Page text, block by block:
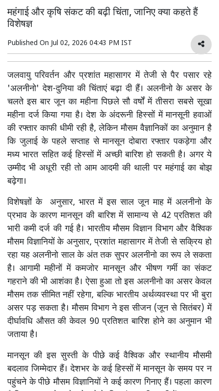
महंगाई और कृषि संकट की बढ़ी चिंता, जानिए क्या कहते हैं
विशेषज्ञ
Published On Jul 02, 2026 04:43 PM IST
जलवायु परिवर्तन और प्रशांत महासागर में तेजी से पैर पसार रहे
'अलनीनो' देश-दुनिया की चिंताएं बढ़ा दी हैं। अलनीनो के असर के
चलते इस बार जून का महीना पिछले सौ वर्षों में तीसरा सबसे सूखा
महीना दर्ज किया गया है। देश के अंदरूनी हिस्सों में मानसूनी हवाओं
की रफ्तार काफी धीमी रही है, लेकिन मौसम वैज्ञानिकों का अनुमान है
कि जुलाई के पहले सप्ताह से मानसून दोबारा रफ्तार पकड़ेगा और
मध्य भारत सहित कई हिस्सों में अच्छी बारिश हो सकती है। अगर ये
उम्मीद भी अधूरी रही तो आम आदमी की थाली पर महंगाई का बोझ
बढ़ेगा।
विशेषज्ञों के अनुसार, भारत में इस साल जून माह में अलनीनो के
प्रभाव के कारण मानसून की बारिश में सामान्य से 42 प्रतिशत की
भारी कमी दर्ज की गई है। भारतीय मौसम विज्ञान विभाग और वैश्विक
मौसम विज्ञानियों के अनुसार, प्रशांत महासागर में तेजी से सक्रिय हो
रहा यह अलनीनो साल के अंत तक सुपर अलनीनो का रूप ले सकता
है। आगामी महीनों में कमजोर मानसून और भीषण गर्मी का संकट
गहराने की भी आशंका है। ऐसा हुआ तो इस अलनीनो का असर केवल
मौसम तक सीमित नहीं रहेगा, बल्कि भारतीय अर्थव्यवस्था पर भी बुरा
असर पड़ सकता है। मौसम विभाग ने इस सीजन (जून से सितंबर) में
दीर्घावधि औसत की केवल 90 प्रतिशत बारिश होने का अनुमान भी
जताया है।
मानसून की इस सुस्ती के पीछे कई वैश्विक और स्थानीय मौसमी
बदलाव जिम्मेदार हैं। देशभर के कई हिस्सों में मानसून के समय पर न
पहुंचने के पीछे मौसम विज्ञानियों ने कई कारण गिनाए हैं। पहला कारण